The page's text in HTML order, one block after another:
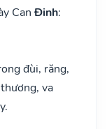
CanĐinh:
đùi, răng,
va